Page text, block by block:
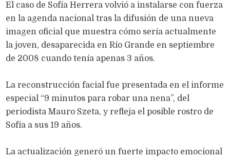
El caso de Sofía Herrera volvió a instalarse con fuerza
en la agenda nacional tras la difusión de una nueva
imagen oficial que muestra cómo sería actualmente
la joven, desaparecida en Río Grande en septiembre
de 2008 cuando tenía apenas 3 años.
La reconstrucción facial fue presentada en el informe
especial “9 minutos para robar una nena”, del
periodista Mauro Szeta, y refleja el posible rostro de
Sofía a sus 19 años.
La actualización generó un fuerte impacto emocional